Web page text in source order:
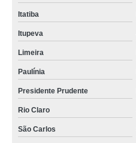
Itatiba
Itupeva
Limeira
Paulínia
Presidente Prudente
Rio Claro
São Carlos